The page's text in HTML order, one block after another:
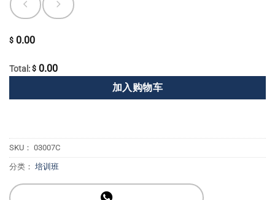
$ 0.00
Total: $ 0.00
加入购物车
SKU： 03007C
分类： 培训班